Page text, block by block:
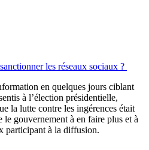
les réseaux sociaux ?
en quelques jours ciblant
à l’élection présidentielle,
la lutte contre les ingérences était
gouvernement à en faire plus et à
participant à la diffusion.